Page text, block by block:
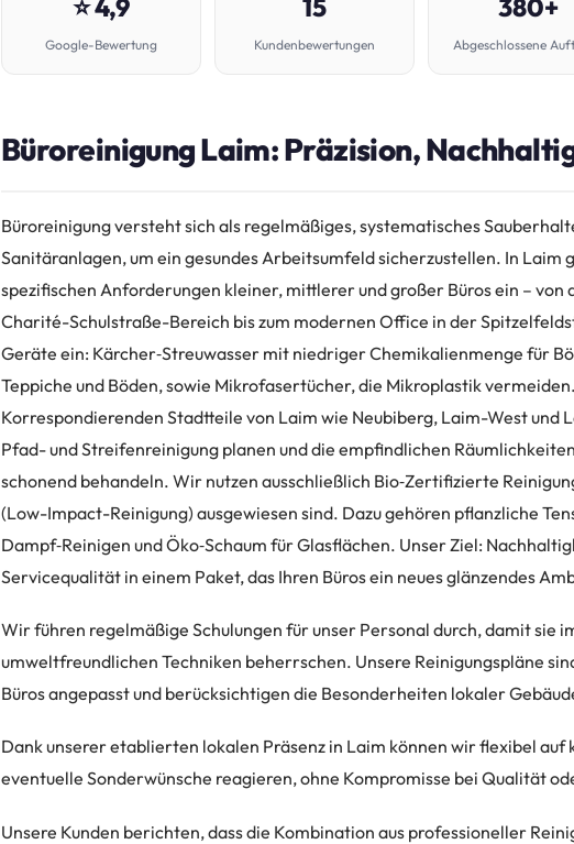
⭐ 4,9
Google-Bewertung
15
Kundenbewertungen
380+
Abgeschlossene
Büroreinigung Laim: Präzision,
Büroreinigung versteht sich als regelmäßiges, systematisches
Sanitäranlagen, um ein gesundes Arbeitsumfeld sicherzustellen. In Laim
spezifischen Anforderungen kleiner, mittlerer und großer Büros ein –
Charité-Schulstraße-Bereich bis zum modernen Office in der
Geräte ein: Kärcher‑Streuwasser mit niedriger Chemikalienmenge für
Teppiche und Böden, sowie Mikrofasertücher, die Mikroplastik
Korrespondierenden Stadtteile von Laim wie Neubiberg, Laim-West und
Pfad- und Streifenreinigung planen und die empfindlichen
schonend behandeln. Wir nutzen ausschließlich Bio‑Zertifizierte
(Low-Impact-Reinigung) ausgewiesen sind. Dazu gehören pflanzliche
Dampf‑Reinigen und Öko‑Schaum für Glasflächen. Unser Ziel:
Servicequalität in einem Paket, das Ihren Büros ein neues glänzendes
Wir führen regelmäßige Schulungen für unser Personal durch, damit sie
umweltfreundlichen Techniken beherrschen. Unsere Reinigungspläne
Büros angepasst und berücksichtigen die Besonderheiten lokaler
Dank unserer etablierten lokalen Präsenz in Laim können wir flexibel
eventuelle Sonderwünsche reagieren, ohne Kompromisse bei Qualität
Unsere Kunden berichten, dass die Kombination aus professioneller